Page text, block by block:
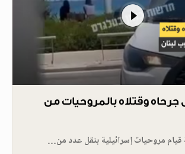
جرحاه وقتلاه بالمروحيات من
مروحيات إسرائيلية بنقل عدد من…